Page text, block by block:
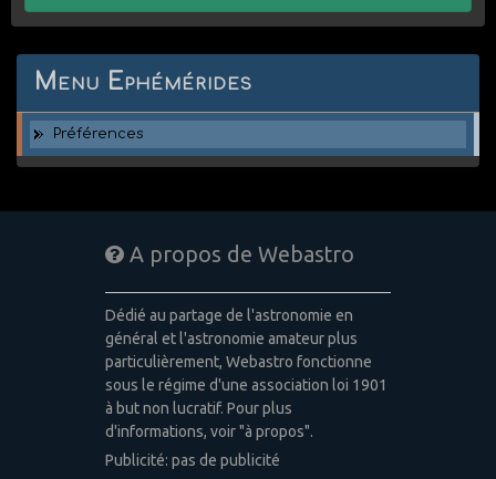
Menu Ephémérides
Préférences
A propos de Webastro
Dédié au partage de l'astronomie en
général et l'astronomie amateur plus
particulièrement, Webastro fonctionne
sous le régime d'une association loi 1901
à but non lucratif. Pour plus
d'informations, voir "à propos".
Publicité: pas de publicité